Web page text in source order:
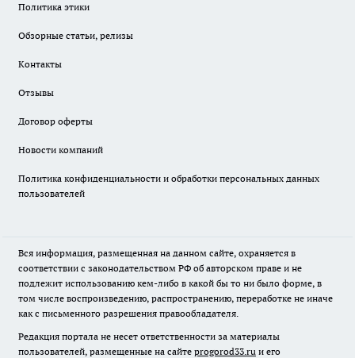
Политика этики
Обзорные статьи, релизы
Контакты
Отзывы
Договор оферты
Новости компаний
Политика конфиденциальности и обработки персональных данных
пользователей
Вся информация, размещенная на данном сайте, охраняется в
соответствии с законодательством РФ об авторском праве и не
подлежит использованию кем-либо в какой бы то ни было форме, в
том числе воспроизведению, распространению, переработке не иначе
как с письменного разрешения правообладателя.
Редакция портала не несет ответственности за материалы
пользователей, размещенные на сайте progorod33.ru и его